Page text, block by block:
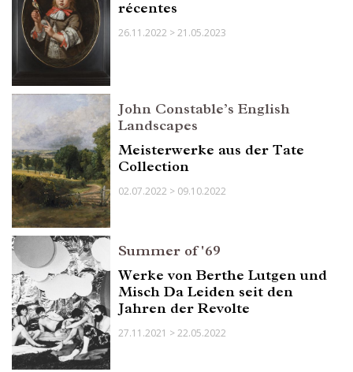
récentes
26.11.2022 > 21.05.2023
John Constable’s English
Landscapes
Meisterwerke aus der Tate
Collection
02.07.2022 > 09.10.2022
Summer of '69
Werke von Berthe Lutgen und
Misch Da Leiden seit den
Jahren der Revolte
27.11.2021 > 22.05.2022